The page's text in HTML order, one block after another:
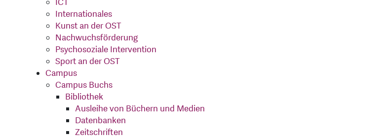
ICT
Internationales
Kunst an der OST
Nachwuchsförderung
Psychosoziale Intervention
Sport an der OST
Campus
Campus Buchs
Bibliothek
Ausleihe von Büchern und Medien
Datenbanken
Zeitschriften